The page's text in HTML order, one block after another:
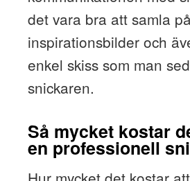
det vara bra att samla
inspirationsbilder och
enkel skiss som man
snickaren.
Så mycket kostar
en professionell